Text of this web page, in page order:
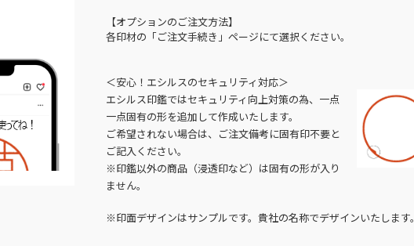
【オプションのご注文方法】
各印材の「ご注文手続き」ページにて選択ください。
＜安心！エシルスのセキュリティ対応＞
エシルス印鑑ではセキュリティ向上対策の為、一点
一点固有の形を追加して作成いたします。
ご希望されない場合は、ご注文備考に固有印不要と
ご記入ください。
※印鑑以外の商品（浸透印など）は固有の形が入り
ません。
※印面デザインはサンプルです。貴社の名称でデザインいたします。